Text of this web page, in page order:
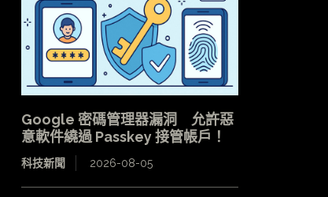
Google 密碼管理器漏洞 允許惡
意軟件繞過 Passkey 接管帳戶！
科技新聞 2026-08-05